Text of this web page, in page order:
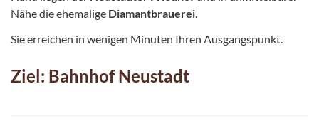
Nähe die ehemalige Diamantbrauerei
Sie erreichen in wenigen Minuten Ihren Ausgangspunkt.
Ziel: Bahnhof Neustadt